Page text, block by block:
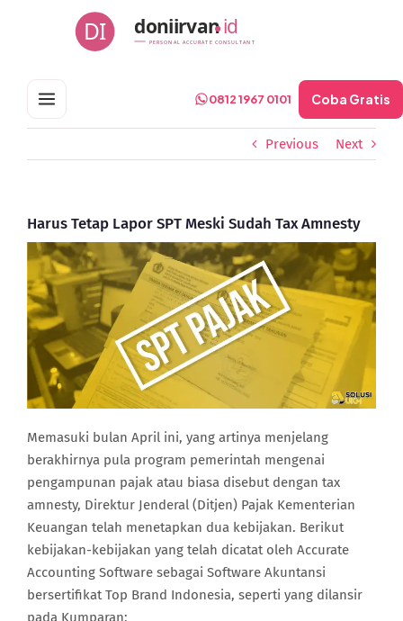
DI doniirvanid
PERSONAL ACCURATE CONSULTANT
0812 1967 0101 Coba Gratis
Previous Next
Harus Tetap Lapor SPT Meski Sudah Tax Amnesty
Memasuki bulan April ini, yang artinya menjelang
berakhirnya pula program pemerintah mengenai
pengampunan pajak atau biasa disebut dengan tax
amnesty, Direktur Jenderal (Ditjen) Pajak Kementerian
Keuangan telah menetapkan dua kebijakan. Berikut
kebijakan-kebijakan yang telah dicatat oleh Accurate
Accounting Software sebagai Software Akuntansi
bersertifikat Top Brand Indonesia, seperti yang dilansir
pada Kumparan;